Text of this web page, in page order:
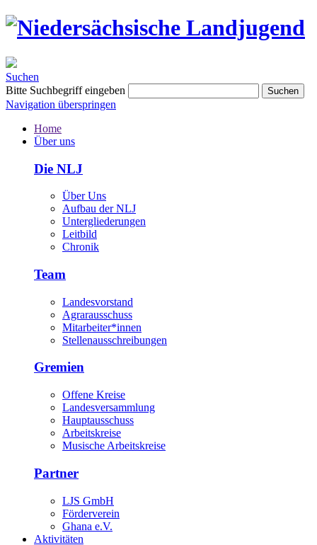
Suchen
Bitte Suchbegriff eingeben
Suchen
Navigation überspringen
Home
Über uns
Die NLJ
Über Uns
Aufbau der NLJ
Untergliederungen
Leitbild
Chronik
Team
Landesvorstand
Agrarausschuss
Mitarbeiter*innen
Stellenausschreibungen
Gremien
Offene Kreise
Landesversammlung
Hauptausschuss
Arbeitskreise
Musische Arbeitskreise
Partner
LJS GmbH
Förderverein
Ghana e.V.
Aktivitäten